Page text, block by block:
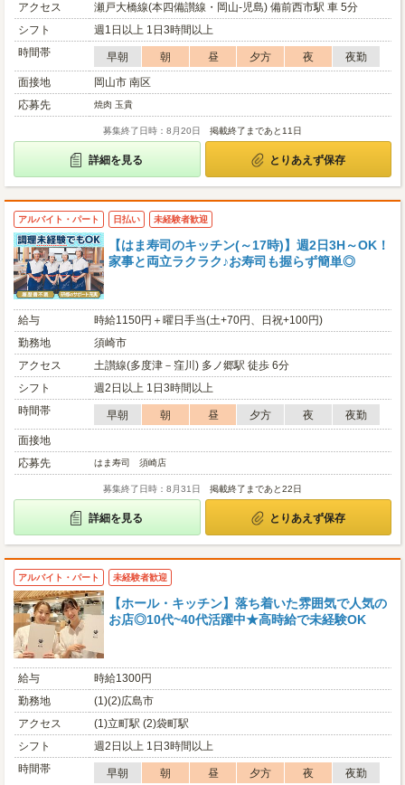
アクセス
瀬戸大橋線(本四備讃線・岡山-児島) 備前西市駅 車 5分
シフト
週1日以上 1日3時間以上
時間帯
早朝 朝 昼 夕方 夜
夜勤
面接地
岡山市 南区
応募先
焼肉 玉貴
募集終了日時：8月20日 掲載終了まであと11日
詳細を見る とりあえず保存
アルバイト・パート 日払い 未経験者歓迎
【はま寿司のキッチン(～17時)】週2日3H～OK！
家事と両立ラクラク♪お寿司も握らず簡単◎
給与
時給1150円＋曜日手当(土+70円、日祝+100円)
勤務地
須崎市
アクセス
土讃線(多度津－窪川) 多ノ郷駅 徒歩 6分
シフト
週2日以上 1日3時間以上
時間帯
早朝 朝 昼 夕方 夜
夜勤
面接地
応募先
はま寿司 須崎店
募集終了日時：8月31日 掲載終了まであと22日
詳細を見る とりあえず保存
アルバイト・パート 未経験者歓迎
【ホール・キッチン】落ち着いた雰囲気で人気の
お店◎10代~40代活躍中★高時給で未経験OK
給与
時給1300円
勤務地
(1)(2)広島市
アクセス
(1)立町駅 (2)袋町駅
シフト
週2日以上 1日3時間以上
時間帯
早朝 朝 昼 夕方 夜
夜勤